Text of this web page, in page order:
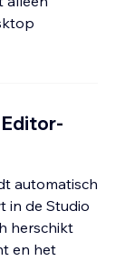
automatisch
in de Studio
herschikt
en het